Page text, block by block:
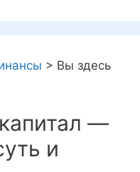
> Вы здесь
—
и